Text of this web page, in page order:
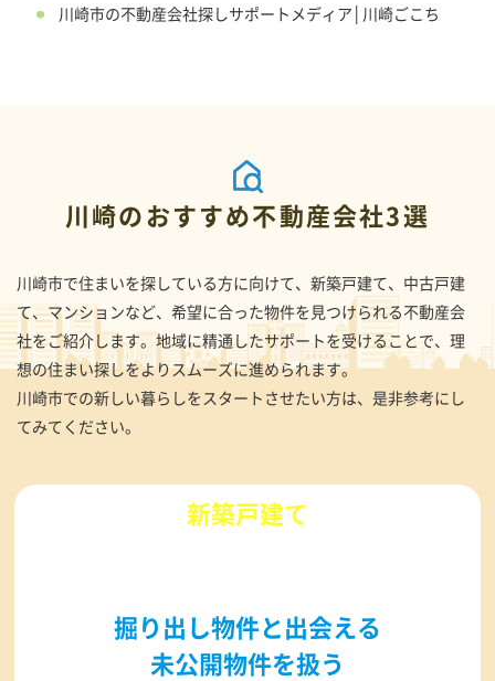
川崎市の不動産会社探しサポートメディア│川崎ごこち
川崎のおすすめ不動産会社3選
川崎市で住まいを探している方に向けて、新築戸建て、中古戸建
て、マンションなど、希望に合った物件を見つけられる不動産会
社をご紹介します。地域に精通したサポートを受けることで、理
想の住まい探しをよりスムーズに進められます。
川崎市での新しい暮らしをスタートさせたい方は、是非参考にし
てみてください。
新築戸建て
掘り出し物件と出会える
未公開物件を扱う